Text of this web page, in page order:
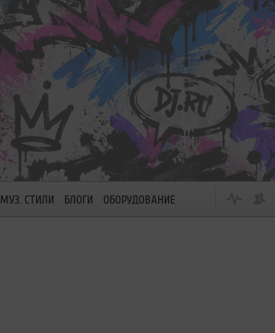
МУЗ. СТИЛИ БЛОГИ ОБОРУДОВАНИЕ